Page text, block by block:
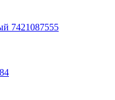
7421087555